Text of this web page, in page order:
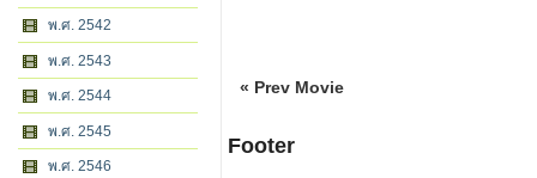
พ.ศ. 2542
พ.ศ. 2543
พ.ศ. 2544
พ.ศ. 2545
พ.ศ. 2546
« Prev Movie
Footer